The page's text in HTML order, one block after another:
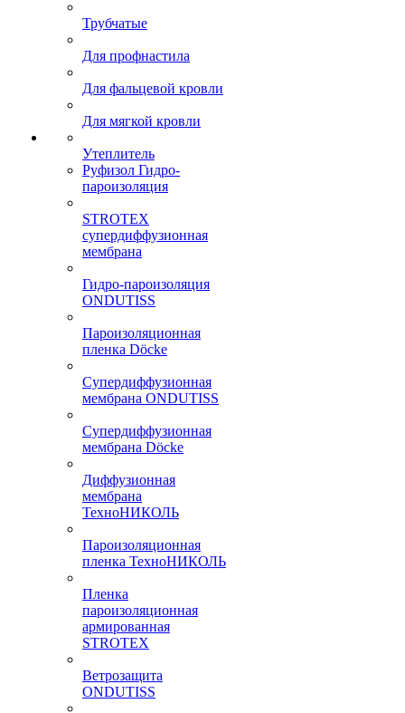
Трубчатые
Для профнастила
Для фальцевой кровли
Для мягкой кровли
Утеплитель
Руфизол Гидро-
пароизоляция
STROTEX
супердиффузионная
мембрана
Гидро-пароизоляция
ONDUTISS
Пароизоляционная
пленка Döcke
Супердиффузионная
мембрана ONDUTISS
Супердиффузионная
мембрана Döcke
Диффузионная
мембрана
ТехноНИКОЛЬ
Пароизоляционная
пленка ТехноНИКОЛЬ
Пленка
пароизоляционная
армированная
STROTEX
Ветрозащита
ONDUTISS